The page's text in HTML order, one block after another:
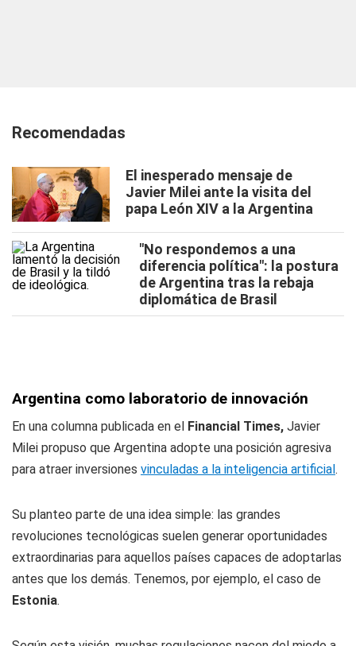
Recomendadas
El inesperado mensaje de
Javier Milei ante la visita del
papa León XIV a la Argentina
"No respondemos a una
diferencia política": la postura
de Argentina tras la rebaja
diplomática de Brasil
Argentina como laboratorio de innovación
En una columna publicada en el Financial Times, Javier
Milei propuso que Argentina adopte una posición agresiva
para atraer inversiones vinculadas a la inteligencia artificial.
Su planteo parte de una idea simple: las grandes
revoluciones tecnológicas suelen generar oportunidades
extraordinarias para aquellos países capaces de adoptarlas
antes que los demás. Tenemos, por ejemplo, el caso de
Estonia.